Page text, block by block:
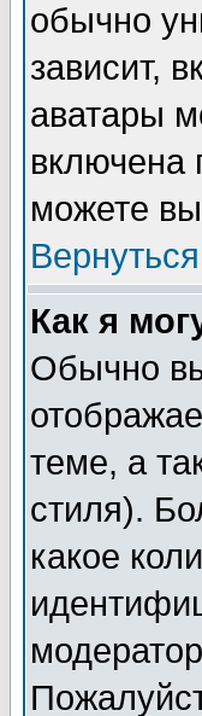
обычно
зависит,
аватары
включена
можете
Как я
Обычно
теме, а
стиля).
какое